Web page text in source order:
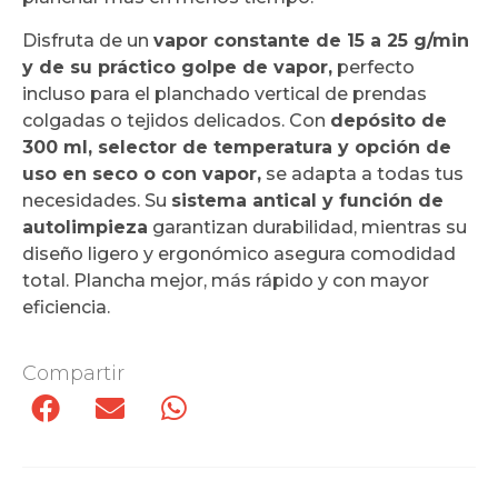
Disfruta de un vapor constante de 15 a 25 g/min
y de su práctico golpe de vapor, perfecto
incluso para el planchado vertical de prendas
colgadas o tejidos delicados. Con depósito de
300 ml, selector de temperatura y opción de
uso en seco o con vapor, se adapta a todas tus
necesidades. Su sistema antical y función de
autolimpieza garantizan durabilidad, mientras su
diseño ligero y ergonómico asegura comodidad
total. Plancha mejor, más rápido y con mayor
eficiencia.
Compartir